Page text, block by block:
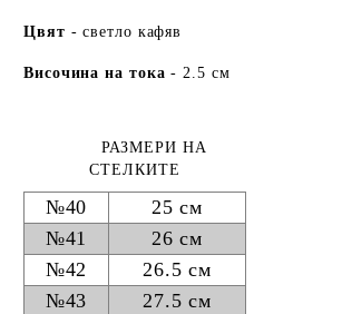
Цвят - светло кафяв
Височина на тока - 2.5 см
РАЗМЕРИ НА
СТЕЛКИТЕ
№40
25 см
№41
26 см
№42
26.5 см
№43
27.5 см